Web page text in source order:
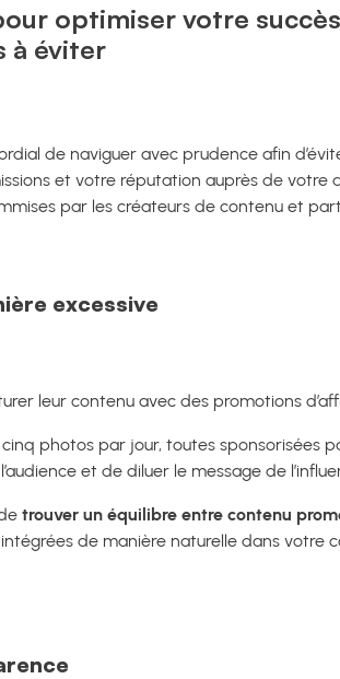
optimiser votre
à éviter
de naviguer avec prudence afin
et votre réputation auprès de votre
par les créateurs de contenu et
excessive
leur contenu avec des promotions
photos par jour, toutes sponsorisées
et de diluer le message de
trouver un équilibre entre contenu
de manière naturelle dans votre